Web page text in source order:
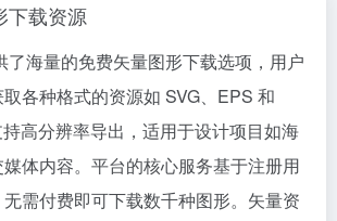
下载资源
了海量的免费矢量图形下载选项，用户
各种格式的资源如 SVG、EPS 和
高分辨率导出，适用于设计项目如海
体内容。平台的核心服务基于注册用
需付费即可下载数千种图形。矢量资